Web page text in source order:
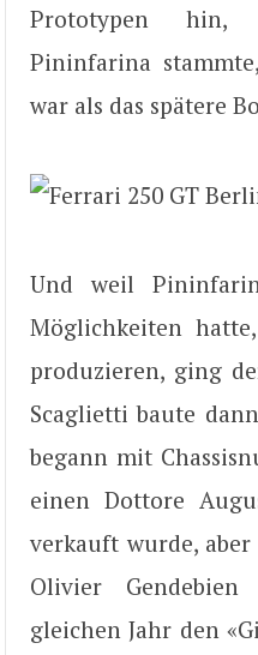
Prototypen
Pininfarina
war als das spätere
Und weil
Möglichkeiten
produzieren, ging
Scaglietti baute
begann mit
einen Dottore
verkauft wurde,
Olivier
gleichen Jahr den